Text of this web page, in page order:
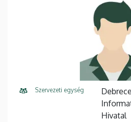
Szervezeti egység
Hivatal